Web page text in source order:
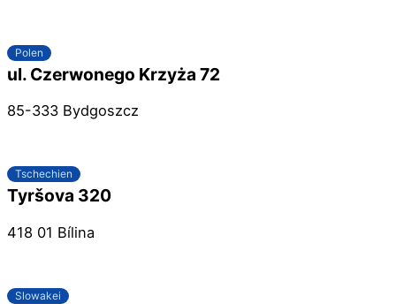
Polen
ul. Czerwonego Krzyża 72
85-333 Bydgoszcz
Tschechien
Tyršova 320
418 01 Bílina
Slowakei